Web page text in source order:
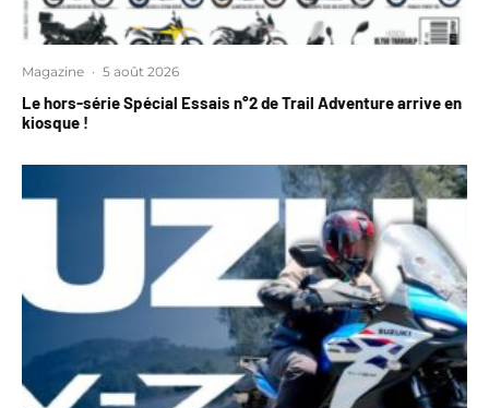
Magazine · 5 août 2026
Le hors-série Spécial Essais n°2 de Trail Adventure arrive en
kiosque !